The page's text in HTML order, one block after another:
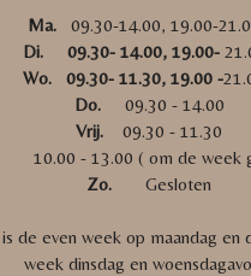
Ma. 09.30-14.00, 19.00-
Di. 09.30- 14.00, 19.00-
Wo. 09.30- 11.30, 19.00 -
Do.09.30 - 14.00
Vrij.
09.30 - 11.30
10.00 - 13.00 ( om de week
Zo.
Gesloten
de even week op maandag en
week dinsdag en